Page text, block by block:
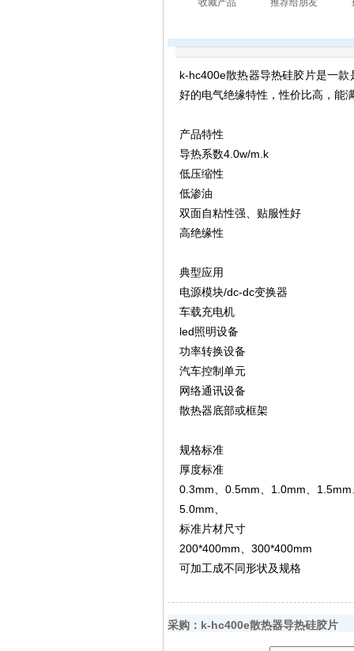
k-hc400e散热器导热硅胶片是一
好的电气绝缘特性，性价比高，能
产品特性
导热系数4.0w/m.k
低压缩性
低渗油
双面自粘性强、贴服性好
高绝缘性
典型应用
电源模块/dc-dc变换器
车载充电机
led照明设备
功率转换设备
汽车控制单元
网络通讯设备
散热器底部或框架
规格标准
厚度标准
0.3mm、0.5mm、1.0mm、
5.0mm、
标准片材尺寸
200*400mm、300*400mm
可加工成不同形状及规格
采购：k-hc400e散热器导热硅胶片